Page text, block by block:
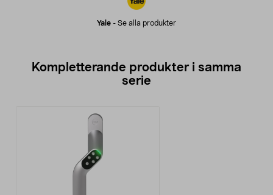
Yale - Se alla produkter
Kompletterande produkter i samma
serie